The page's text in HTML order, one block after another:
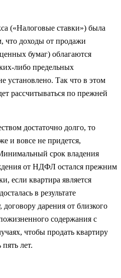
(«Налоговые ставки») была
что доходы от продажи
бумаг) облагаются
либо предельных
установлено. Так что в этом
рассчитываться по прежней
достаточно долго, то
и вовсе не придется,
срок владения
от НДФЛ остался прежним
если квартира является
в результате
дарения от близкого
содержания с
чтобы продать квартиру
лет.